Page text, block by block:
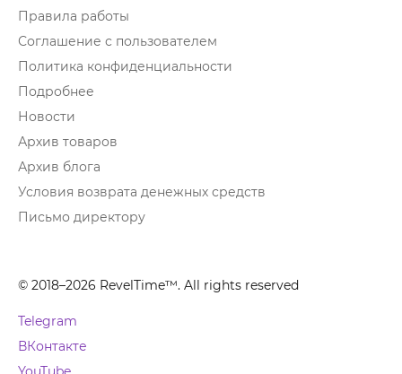
Правила работы
Соглашение с пользователем
Политика конфиденциальности
Подробнее
Новости
Архив товаров
Архив блога
Условия возврата денежных средств
Письмо директору
© 2018–2026 RevelTime™. All rights reserved
Telegram
ВКонтакте